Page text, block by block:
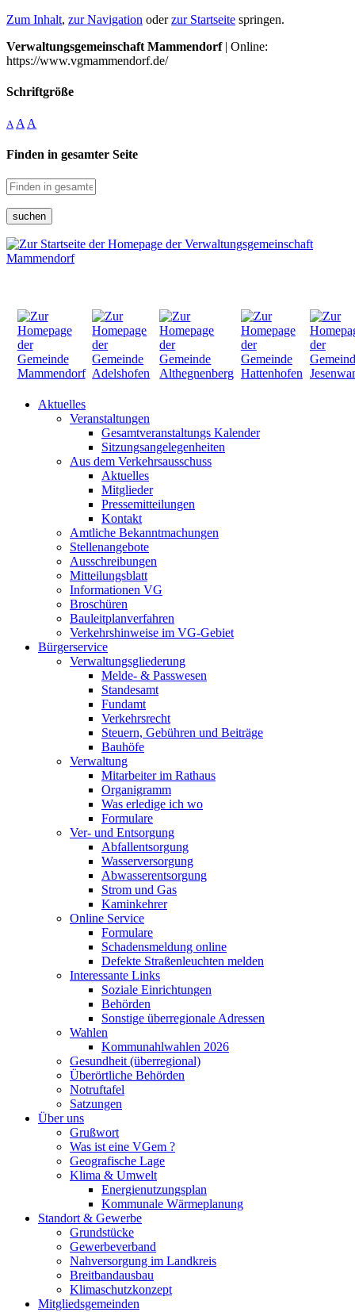
Zum Inhalt, zur Navigation oderzur Startseite springen.
Verwaltungsgemeinschaft Mammendorf| Online:
https://www.vgmammendorf.de/
Schriftgröße
A A A
Finden in gesamter Seite
suchen
Aktuelles
Veranstaltungen
Gesamtveranstaltungs Kalender
Sitzungsangelegenheiten
Aus dem Verkehrsausschuss
Aktuelles
Mitglieder
Pressemitteilungen
Kontakt
Amtliche Bekanntmachungen
Stellenangebote
Ausschreibungen
Mitteilungsblatt
Informationen VG
Broschüren
Bauleitplanverfahren
Verkehrshinweise im VG-Gebiet
Bürgerservice
Verwaltungsgliederung
Melde- & Passwesen
Standesamt
Fundamt
Verkehrsrecht
Steuern, Gebühren und Beiträge
Bauhöfe
Verwaltung
Mitarbeiter im Rathaus
Organigramm
Was erledige ich wo
Formulare
Ver- und Entsorgung
Abfallentsorgung
Wasserversorgung
Abwasserentsorgung
Strom und Gas
Kaminkehrer
Online Service
Formulare
Schadensmeldung online
Defekte Straßenleuchten melden
Interessante Links
Soziale Einrichtungen
Behörden
Sonstige überregionale Adressen
Wahlen
Kommunahlwahlen 2026
Gesundheit (überregional)
Überörtliche Behörden
Notruftafel
Satzungen
Über uns
Grußwort
Was ist eine VGem ?
Geografische Lage
Klima & Umwelt
Energienutzungsplan
Kommunale Wärmeplanung
Standort & Gewerbe
Grundstücke
Gewerbeverband
Nahversorgung im Landkreis
Breitbandausbau
Klimaschutzkonzept
Mitgliedsgemeinden